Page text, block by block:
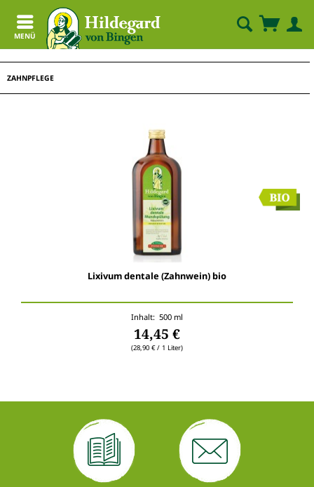
MENÜ
ZAHNPFLEGE
Lixivum dentale (Zahnwein) bio
Inhalt: 500 ml
14,45 €
(28,90 € / 1 Liter)